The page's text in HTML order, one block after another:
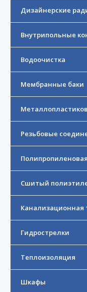
Дизайнерские
Внутрипольные
Водоочистка
Мембранные баки
Резьбовые
Сшитый
Канализационная
Гидрострелки
Теплоизоляция
Шкафы